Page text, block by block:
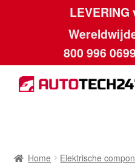
LEVERING
800 996 0699
Ga
door
Ga
naar
Home Elektrische